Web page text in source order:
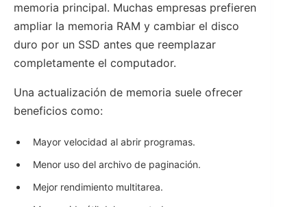
memoria principal. Muchas empresas prefieren
ampliar la memoria RAM y cambiar el disco
duro por un SSD antes que reemplazar
completamente el computador.
Una actualización de memoria suele ofrecer
beneficios como:
Mayor velocidad al abrir programas.
Menor uso del archivo de paginación.
Mejor rendimiento multitarea.